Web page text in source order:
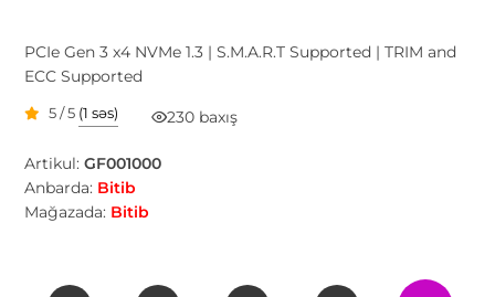
PCIe Gen 3 x4 NVMe 1.3 | S.M.A.R.T Supported | TRIM and
ECC Supported
5 / 5 (1 səs) 230 baxış
Artikul:GF001000
Anbarda: Bitib
Mağazada: Bitib